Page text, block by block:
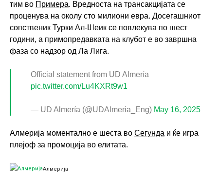
тим во Примера. Вредноста на трансакцијата се
проценува на околу сто милиони евра. Досегашниот
сопственик Турки Ал-Шеик се повлекува по шест
години, а примопредавката на клубот е во завршна
фаза со надзор од Ла Лига.
Official statement from UD Almería
pic.twitter.com/Lu4KXRt9w1
— UD Almería (@UDAlmeria_Eng) May 16, 2025
Алмерија моментално е шеста во Сегунда и ќе игра
плејоф за промоција во елитата.
Алмерија